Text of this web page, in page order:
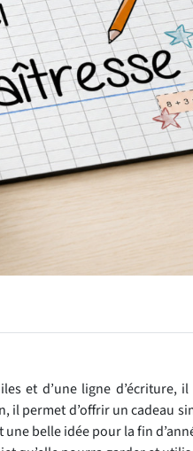
et d’une ligne d’écriture,
il permet d’offrir un cadeau
belle idée pour la fin